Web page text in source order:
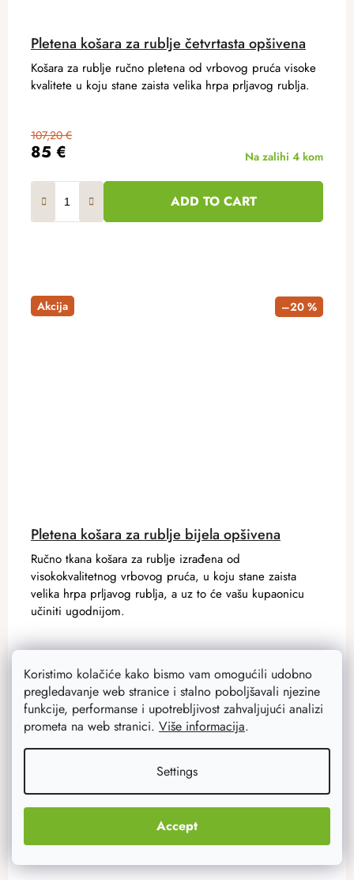
Koristimo kolačiće kako bismo vam omogućili udobno
pregledavanje web stranice i stalno poboljšavali njezine
funkcije, performanse i upotrebljivost zahvaljujući analizi
prometa na web stranici. Više informacija.
Settings
Accept
Pletena košara za rublje četvrtasta opšivena
85 €
107,20 €
Na zalihi 4 kom
ADD TO CART
Košara za rublje ručno pletena od vrbovog pruća visoke
kvalitete u koju stane zaista velika hrpa prljavog rublja.
Akcija –20 %
Pletena košara za rublje bijela opšivena
93 €
Na zalihi3 kom
ADD TO CART
Ručno tkana košara za rublje izrađena od
visokokvalitetnog vrbovog pruća, u koju stane zaista
velika hrpa prljavog rublja, a uz to će vašu kupaonicu
učiniti ugodnijom.